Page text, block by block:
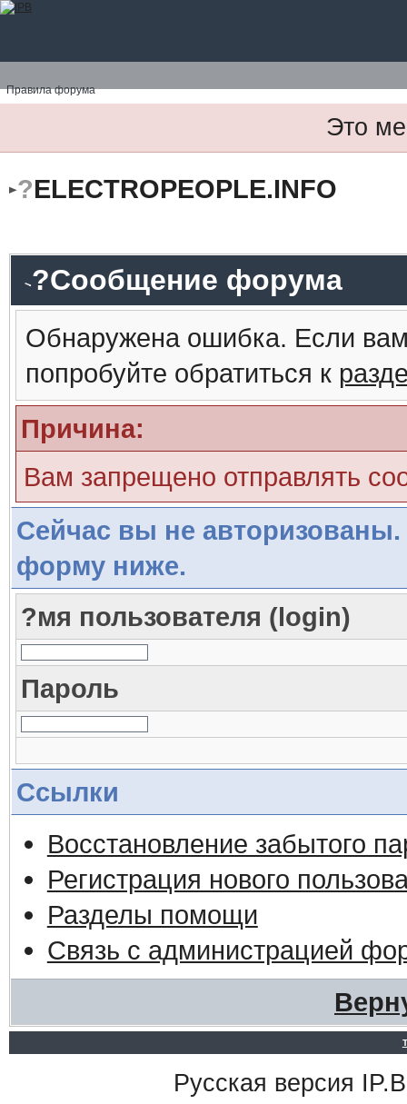
Правила форума
Это
?ELECTROPEOPLE.INFO
?Сообщение форума
Обнаружена ошибка. Если
попробуйте обратиться к
Причина:
Вам запрещено отправлять
Сейчас вы не авторизованы.
форму ниже.
?мя пользователя (login)
Пароль
Ссылки
Восстановление забытого
Регистрация нового
Разделы помощи
Связь с администрацией
Русская версия